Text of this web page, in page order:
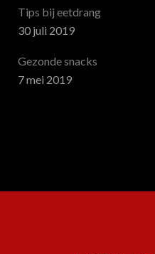
Tips bij eetdrang
30 juli 2019
Gezonde snacks
7 mei 2019